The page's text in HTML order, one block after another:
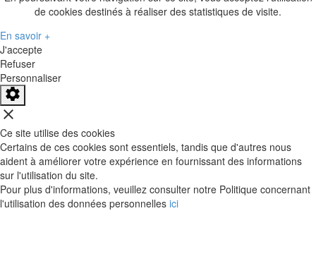
de cookies destinés à réaliser des statistiques de visite.
En savoir +
J'accepte
Refuser
Personnaliser
close
Ce site utilise des cookies
Certains de ces cookies sont essentiels, tandis que d'autres nous
aident à améliorer votre expérience en fournissant des informations
sur l'utilisation du site.
Pour plus d'informations, veuillez consulter notre Politique concernant
l'utilisation des données personnelles ici